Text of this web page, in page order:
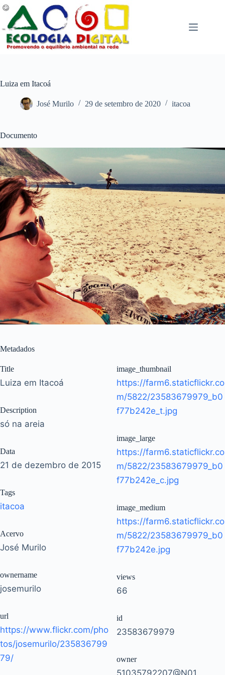
Pular
para
conteúdo
Luiza em Itacoá
José Murilo 29 de setembro de 2020 itacoa
Documento
Metadados
Title
Luiza em Itacoá
Description
só na areia
Data
21 de dezembro de 2015
Tags
itacoa
Acervo
José Murilo
ownername
josemurilo
url
https://www.flickr.com/pho
tos/josemurilo/235836799
79/
image_thumbnail
https://farm6.staticflickr.co
m/5822/23583679979_b0
f77b242e_t.jpg
image_large
https://farm6.staticflickr.co
m/5822/23583679979_b0
f77b242e_c.jpg
image_medium
https://farm6.staticflickr.co
m/5822/23583679979_b0
f77b242e.jpg
views
66
id
23583679979
owner